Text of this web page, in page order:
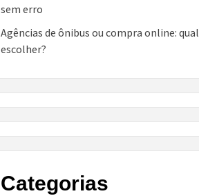
sem erro
Agências de ônibus ou compra online: qual
escolher?
Categorias